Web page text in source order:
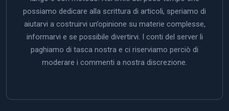
possiamo dedicare alla scrittura di articoli, speriamo di
aiutarvi a costruirvi un’opinione su materie complesse,
informarvi e se possibile divertirvi. I conti del server li
paghiamo di tasca nostra e ci riserviamo perciò di
moderare i commenti a nostra discrezione.